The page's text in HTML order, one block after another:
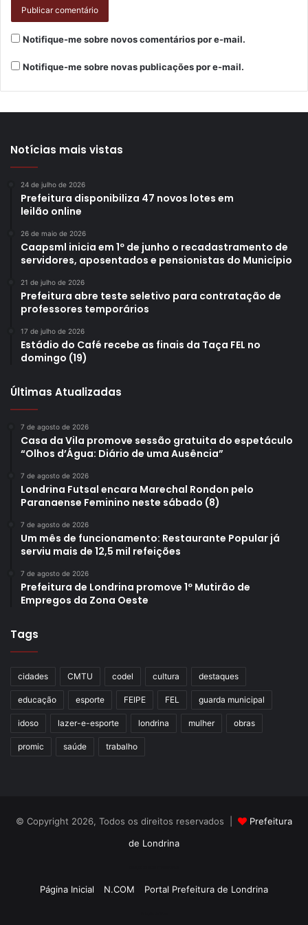
edição e apresentação do Bacharel em Artes Cênicas pela
UEL, Lucas Turino.
Fofuxa são presença constante na programação da Virada
Cultural. Quem interpreta a personagem é Eloiza Torres,
professora, artista e contadora de histórias, que narra
semana, confira o vídeo inédito: “Vovó Fofuxa participa do
sarau do fã club Roupa Nova, contando a história da
banda”.Clique aqui
Gostei
Etiquetas agenda
museu
on-line programação sarau teatro
virada cultural
Notifique-me sobre novos comentários por e-mail.
Notifique-me sobre novas publicações por e-mail.
Notícias mais vistas
24 de julho de 2026
Prefeitura disponibiliza 47 novos lotes em
leilão online
26 de maio de 2026
Caapsml inicia em 1º de junho o recadastramento de
servidores, aposentados e pensionistas do Município
21 de julho de 2026
Prefeitura abre teste seletivo para contratação de
professores temporários
17 de julho de 2026
Estádio do Café recebe as finais da Taça FEL no
domingo (19)
Últimas Atualizadas
7 de agosto de 2026
Casa da Vila promove sessão gratuita do espetáculo
“Olhos d’Água: Diário de uma Ausência”
7 de agosto de 2026
Londrina Futsal encara Marechal Rondon pelo
Paranaense Feminino neste sábado (8)
7 de agosto de 2026
Um mês de funcionamento: Restaurante Popular já
serviu mais de 12,5 mil refeições
7 de agosto de 2026
Prefeitura de Londrina promove 1º Mutirão de
Empregos da Zona Oeste
Tags
cidades CMTU codel cultura destaques
educação esporte FEIPE FEL guarda municipal
idoso lazer-e-esporte londrina mulher obras
promic saúde trabalho
© Copyright 2026, Todos os direitos reservados |
Prefeitura
de Londrina
Página Inicial N.COM Portal Prefeitura de Londrina